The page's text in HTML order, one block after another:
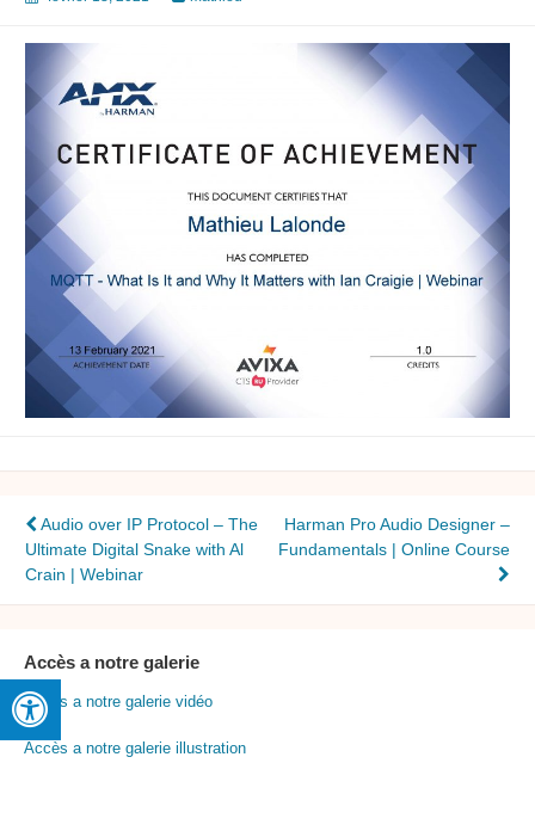
Navigation
de
l’article
Audio over IP Protocol – The
Ultimate Digital Snake with Al
Crain | Webinar
Harman Pro Audio Designer –
Fundamentals | Online Course
Accès a notre galerie
Accès a notre galerie vidéo
Accès a notre galerie illustration